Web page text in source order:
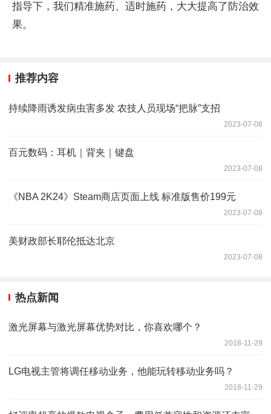
指导下，我们精准施药、适时施药，大大提高了防治效
果。
推荐内容
持续降雨诱发病虫害多发 农技人员现场“把脉”支招
2023-07-08
百元数码：耳机｜背夹｜键盘
2023-07-08
《NBA 2K24》Steam商店页面上线 标准版售价199元
2023-07-08
美财政部长耶伦抵达北京
2023-07-08
热点新闻
激光屏幕与激光屏幕优势对比，你喜欢哪个？
2018-11-29
LG电视主管将调任移动业务，他能玩转移动业务吗？
2018-11-29